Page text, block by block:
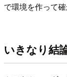
で環境を作って
いきなり結